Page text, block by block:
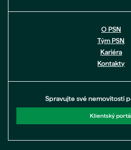
O PSN
Tým PSN
Kariéra
Kontakty
Spravujte své nemovitosti
Klientský portál